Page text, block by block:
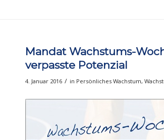
Mandat Wachstums-
verpasste Potenzial
4. Januar 2016 / in Persönliches Wachstum,